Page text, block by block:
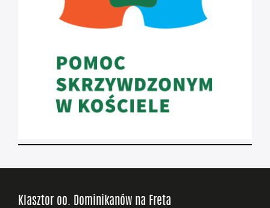
Klasztor oo. Dominikanów na Freta